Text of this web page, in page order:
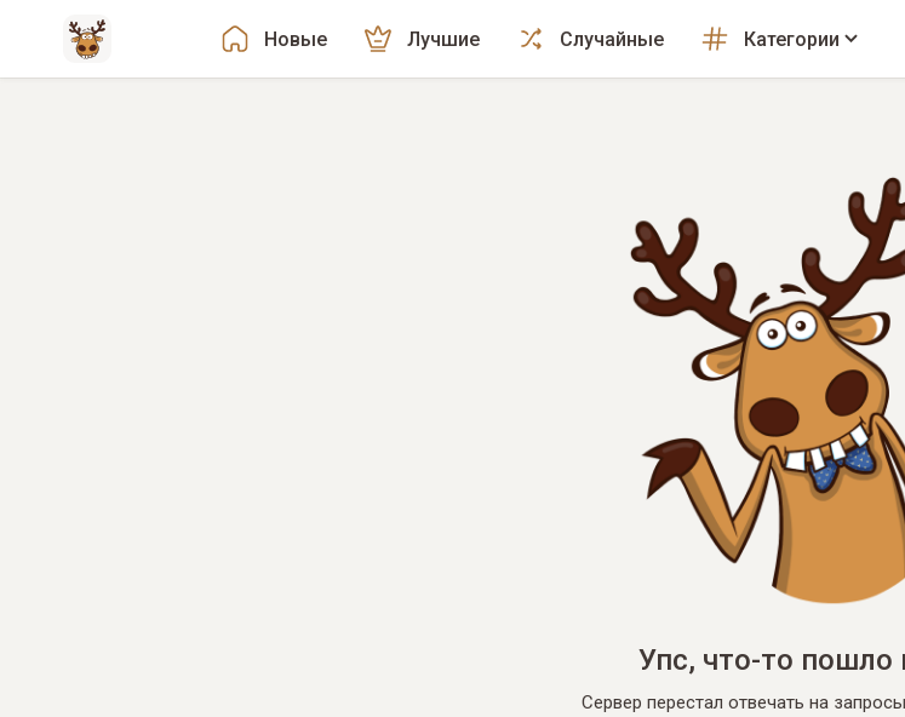
Новые Лучшие Случайные Категории
Упс, что-то пошло
Сервер перестал отвечать на